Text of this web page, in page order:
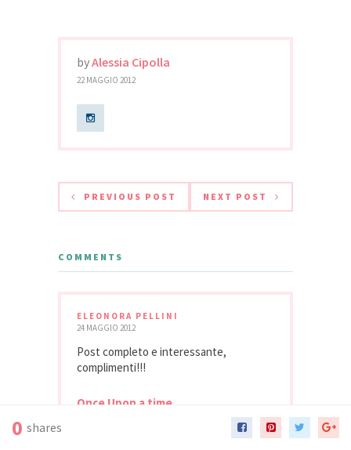
byAlessia Cipolla
22 MAGGIO 2012
PREVIOUS POST NEXT POST
COMMENTS
ELEONORA PELLINI
24 MAGGIO 2012
Post completo e interessante,
complimenti!!!
Once Upon a time..
0 shares